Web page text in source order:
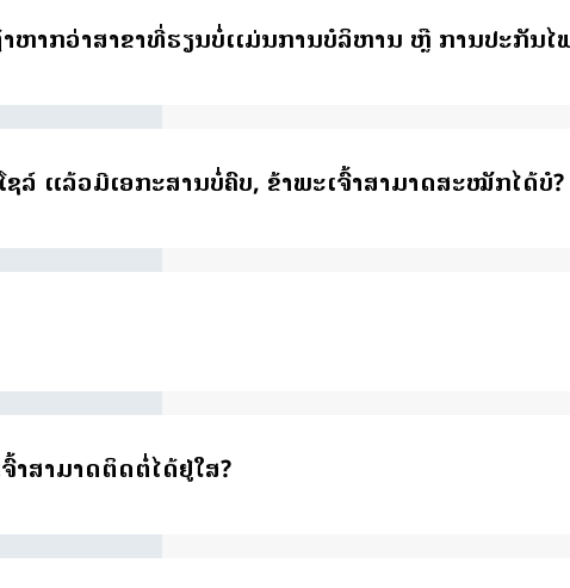
ຫາກວ່າສາຂາທີ່ຮຽນບໍ່ເເມ່ນການບໍລິຫານ ຫຼື ການປະກັນໄ
ລ໌ ແລ້ວມີເອກະສານບໍ່ຄົບ, ຂ້າພະເຈົ້າສາມາດສະໝັກໄດ້ບໍ?
າສາມາດຕິດຕໍ່ໄດ້ຢູ່ໃສ?